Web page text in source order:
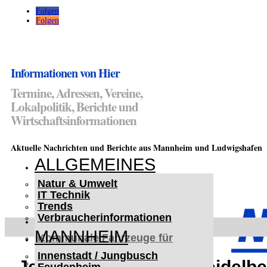
Folgen
Folgen
Informationen von Hier
Termine, Adressen, Vereine,
Lokalpolitik, Berichte und
Wirtschaftsinformationen
Aktuelle Nachrichten und Berichte aus Mannheim und Ludwigshafen
ALLGEMEINES
Natur & Umwelt
IT Technik
Trends
Verbraucherinformationen
MANNHEIM
Innenstadt / Jungbusch
< UKRAINE >
Kommunale Fahrzeuge für
Czernowitz
Nutzfahrzeuge für Czernowitz